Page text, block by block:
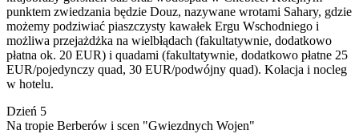
punktem zwiedzania będzie Douz, nazywane wrotami Sahary, gdzie
możemy podziwiać piaszczysty kawałek Ergu Wschodniego i
możliwa przejażdżka na wielbłądach (fakultatywnie, dodatkowo
płatna ok. 20 EUR) i quadami (fakultatywnie, dodatkowo płatne 25
EUR/pojedynczy quad, 30 EUR/podwójny quad). Kolacja i nocleg
w hotelu.
Dzień 5
Na tropie Berberów i scen "Gwiezdnych Wojen"